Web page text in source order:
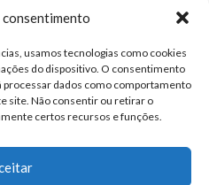
usamos tecnologias como cookies
do dispositivo. O consentimento
processar dados como comportamento
site. Não consentir ou retirar o
certos recursos e funções.